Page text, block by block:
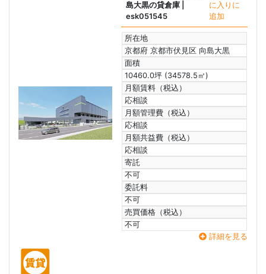
島大黒の貸倉庫
esk051545
に入りに
追加
所在地
京都府 京都市伏見区 向島大黒
面積
10460.0坪 (34578.5㎡)
月額賃料（税込）
応相談
月額管理費（税込）
応相談
月額共益費（税込）
応相談
寄託
不可
委託料
不可
売買価格（税込）
不可
詳細を見る